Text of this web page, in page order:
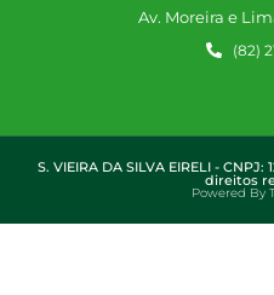
Av. Moreira e
(82)
S. VIEIRA DA SILVA EIRELI - CNPJ:
direitos
Powered By